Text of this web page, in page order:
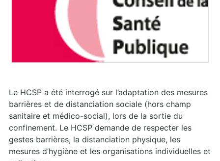
Le HCSP a été interrogé sur l’adaptation des mesures
barrières et de distanciation sociale (hors champ
sanitaire et médico-social), lors de la sortie du
confinement. Le HCSP demande de respecter les
gestes barrières, la distanciation physique, les
mesures d’hygiène et les organisations individuelles et